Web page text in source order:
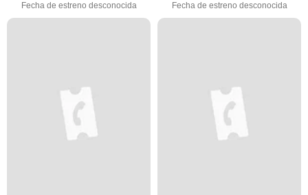
Fecha de estreno desconocida Fecha de estreno desconocida